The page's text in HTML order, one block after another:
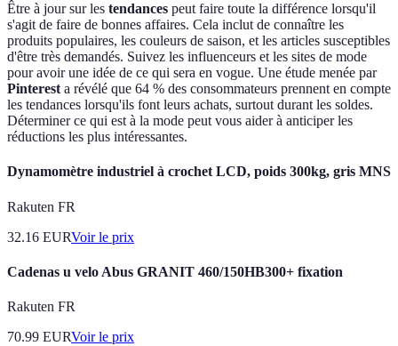
Être à jour sur les tendances peut faire toute la différence lorsqu'il
s'agit de faire de bonnes affaires. Cela inclut de connaître les
produits populaires, les couleurs de saison, et les articles susceptibles
d'être très demandés. Suivez les influenceurs et les sites de mode
pour avoir une idée de ce qui sera en vogue. Une étude menée par
Pinterest a révélé que 64 % des consommateurs prennent en compte
les tendances lorsqu'ils font leurs achats, surtout durant les soldes.
Déterminer ce qui est à la mode peut vous aider à anticiper les
réductions les plus intéressantes.
Dynamomètre industriel à crochet LCD, poids 300kg, gris MNS
Rakuten FR
32.16 EURVoir le prix
Cadenas u velo Abus GRANIT 460/150HB300+ fixation
Rakuten FR
70.99 EURVoir le prix